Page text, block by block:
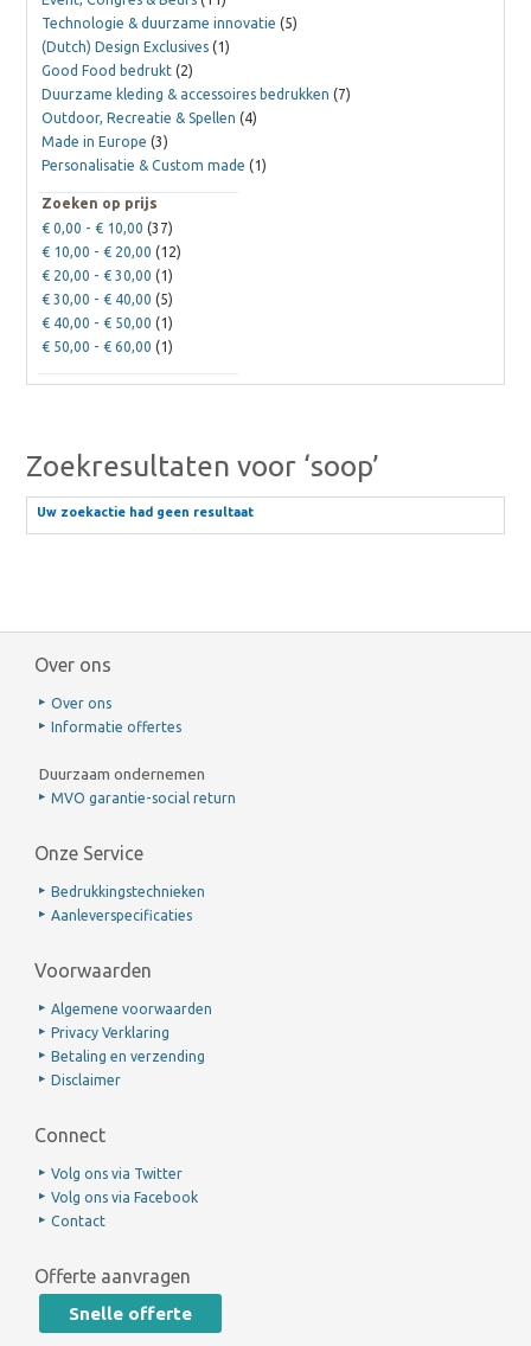
Zoekresultaten voor ‘soop’
Uw zoekactie had geen resultaat
Technologie & duurzame innovatie (5)
(Dutch) Design Exclusives (1)
Good Food bedrukt (2)
Duurzame kleding & accessoires bedrukken (7)
Outdoor, Recreatie & Spellen (4)
Made in Europe(3)
Personalisatie & Custom made (1)
Zoeken op prijs
€ 0,00 -€ 10,00 (37)
€ 10,00 -€ 20,00 (12)
€ 20,00 -€ 30,00 (1)
€ 30,00 -€ 40,00 (5)
€ 40,00 -€ 50,00 (1)
€ 50,00 -€ 60,00 (1)
Over ons
Over ons
Informatie offertes
Duurzaam ondernemen
MVO garantie-social return
Onze Service
Bedrukkingstechnieken
Aanleverspecificaties
Voorwaarden
Algemene voorwaarden
Privacy Verklaring
Betaling en verzending
Disclaimer
Connect
Volg ons via Twitter
Volg ons via Facebook
Contact
Offerte aanvragen
Snelle offerte